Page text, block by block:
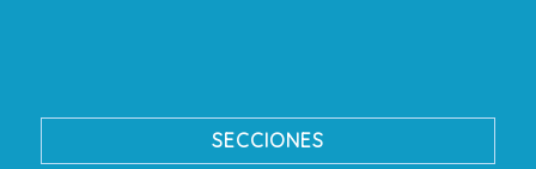
SECCIONES